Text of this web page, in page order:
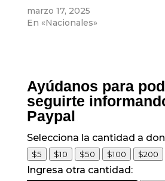
marzo 17, 2025
En «Nacionales»
Ayúdanos para
seguirte
Paypal
Selecciona la cantidad a
$5 $10 $50 $100 $200
Ingresa otra cantidad: